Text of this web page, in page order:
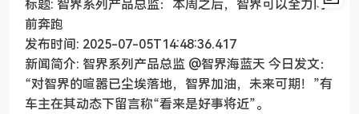
标题: 智界系列产品总监：本周之后，智界可以全力向
前奔跑
发布时间: 2025-07-05T14:48:36.417
新闻简介: 智界系列产品总监 @智界海蓝天 今日发文：
“对智界的喧嚣已尘埃落地，智界加油，未来可期！”有
车主在其动态下留言称“看来是好事将近”。